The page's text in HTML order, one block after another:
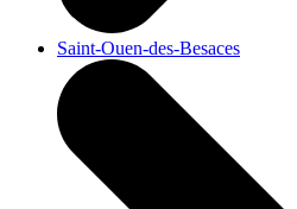
Saint-Ouen-des-Besaces